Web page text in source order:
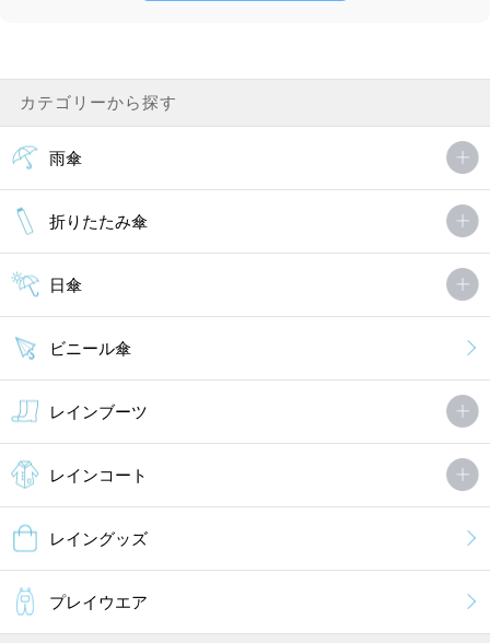
カテゴリーから探す
雨傘
折りたたみ傘
日傘
ビニール傘
レインブーツ
レインコート
レイングッズ
プレイウエア